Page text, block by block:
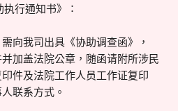
执行通知书》∶
向我司出具《协助调查函》，
并加盖法院公章，随函请附所涉民
件及法院工作人员工作证复印
联系方式。